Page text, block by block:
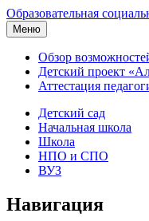
Образовательная
Меню
Обзор
Детский проект
Аттестация
Детский сад
Начальная школа
Школа
НПО и СПО
ВУЗ
Навигация